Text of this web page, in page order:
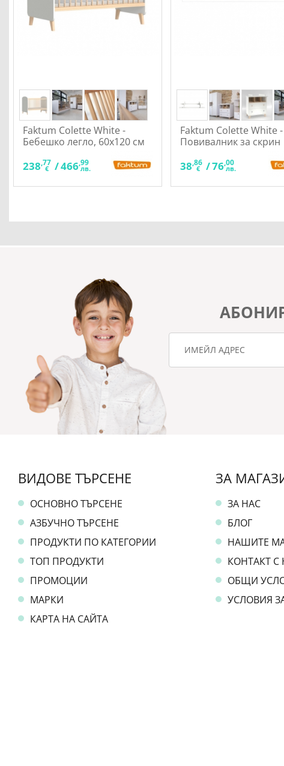
Faktum Colette White -
Бебешко легло, 60x120 см
238,77
€ /466,99
лв.
Faktum Colette White -
Повивалник за скрин
38,86
€ /76,00
лв.
ВИДОВЕ ТЪРСЕНЕ
ОСНОВНО ТЪРСЕНЕ
АЗБУЧНО ТЪРСЕНЕ
ПРОДУКТИ ПО КАТЕГОРИИ
ТОП ПРОДУКТИ
ПРОМОЦИИ
МАРКИ
КАРТА НА САЙТА
ЗА
ЗА НАС
БЛОГ
НАШИТЕ
КОНТАКТ С
ОБЩИ
УСЛОВИЯ